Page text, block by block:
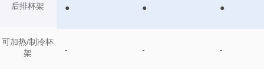
后排杯架
可加热/制冷杯
架
● ● ●
- - -